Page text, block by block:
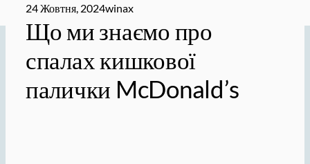
24 Жовтня, 2024winax
Що ми знаємо про
спалах кишкової
палички McDonald’s